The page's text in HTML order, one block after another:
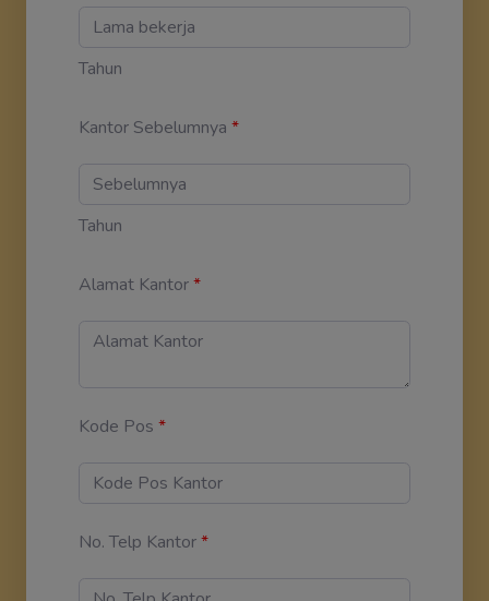
Tahun
Kantor Sebelumnya *
Tahun
Alamat Kantor*
Kode Pos *
No. Telp Kantor*